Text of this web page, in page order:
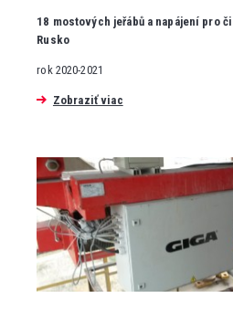
18 mostových jeřábů a napájení pro
Rusko
rok 2020-2021
Zobraziť viac